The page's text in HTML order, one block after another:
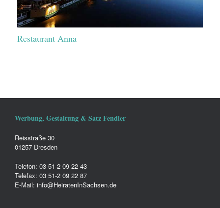
Restaurant Anna
Werbung, Gestaltung & Satz Fendler
Reisstraße 30
01257 Dresden
Telefon: 03 51-2 09 22 43
Telefax: 03 51-2 09 22 87
E-Mail: info@HeiratenInSachsen.de